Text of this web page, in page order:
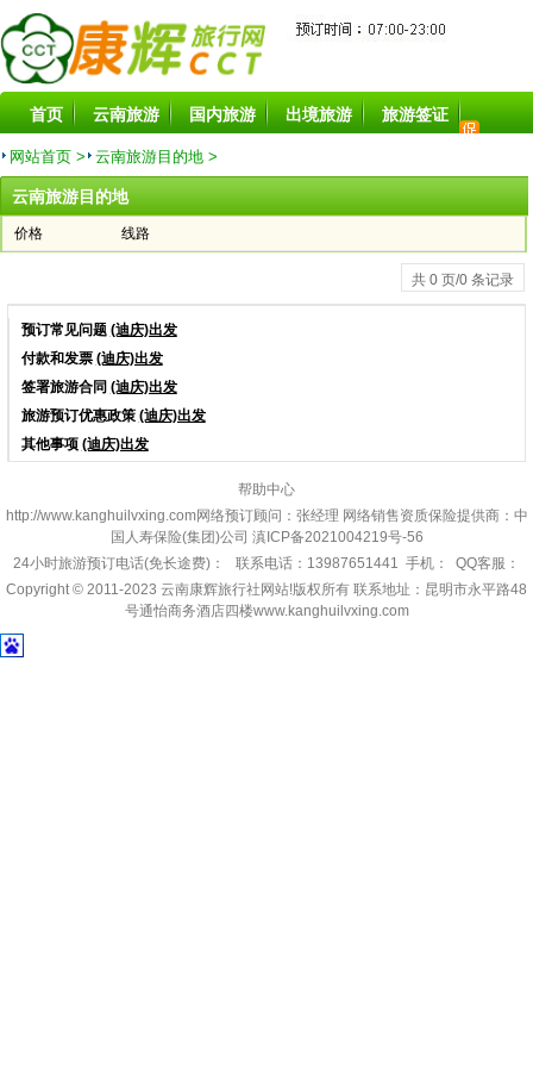
首页 云南旅游 国内旅游 出境旅游
旅游签证
旅游酒店
旅游景点
网站首页 > 云南旅游目的地 >
云南旅游目的地
价格 线路
共 0 页/0 条记录
预订常见问题 (迪庆)出发
付款和发票 (迪庆)出发
签署旅游合同 (迪庆)出发
旅游预订优惠政策 (迪庆)出发
其他事项 (迪庆)出发
帮助中心
http://www.kanghuilvxing.com网络预订顾问：张经理 网络销售资质保险提供商：中
国人寿保险(集团)公司 滇ICP备2021004219号-56
24小时旅游预订电话(免长途费)： 联系电话：13987651441 手机： QQ客服：
Copyright © 2011-2023 云南康辉旅行社网站!版权所有 联系地址：昆明市永平路48
号通怡商务酒店四楼www.kanghuilvxing.com